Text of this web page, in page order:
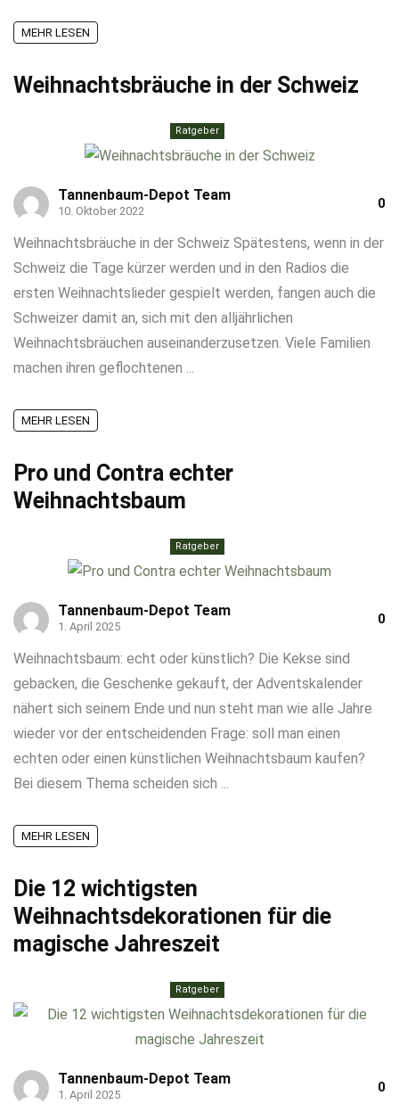
MEHR LESEN
Weihnachtsbräuche in der Schweiz
Ratgeber
Tannenbaum-Depot Team
10. Oktober 2022 0
Weihnachtsbräuche in der Schweiz Spätestens, wenn in der
Schweiz die Tage kürzer werden und in den Radios die
ersten Weihnachtslieder gespielt werden, fangen auch die
Schweizer damit an, sich mit den alljährlichen
Weihnachtsbräuchen auseinanderzusetzen. Viele Familien
machen ihren geflochtenen ...
MEHR LESEN
Pro und Contra echter
Weihnachtsbaum
Ratgeber
Tannenbaum-Depot Team
1. April 2025 0
Weihnachtsbaum: echt oder künstlich? Die Kekse sind
gebacken, die Geschenke gekauft, der Adventskalender
nähert sich seinem Ende und nun steht man wie alle Jahre
wieder vor der entscheidenden Frage: soll man einen
echten oder einen künstlichen Weihnachtsbaum kaufen?
Bei diesem Thema scheiden sich ...
MEHR LESEN
Die 12 wichtigsten
Weihnachtsdekorationen für die
magische Jahreszeit
Ratgeber
Tannenbaum-Depot Team
1. April 2025 0